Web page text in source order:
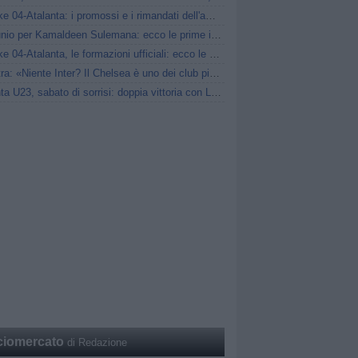
Schalke 04-Atalanta: i promossi e i rimandati dell'amichevole
Infortunio per Kamaldeen Sulemana: ecco le prime informazioni
Schalke 04-Atalanta, le formazioni ufficiali: ecco le scelte di Sarri
Palestra: «Niente Inter? Il Chelsea è uno dei club più forti al mondo»
Atalanta U23, sabato di sorrisi: doppia vittoria con Lecco e Juventus Next Gen
di Redazione